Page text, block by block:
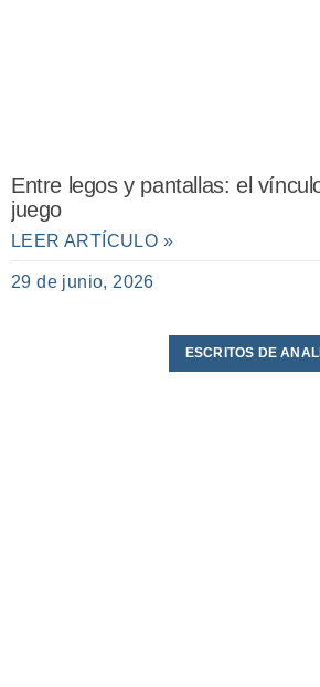
Entre legos y pantallas: el
juego
LEER ARTÍCULO »
29 de junio, 2026
ESCRITOS DE